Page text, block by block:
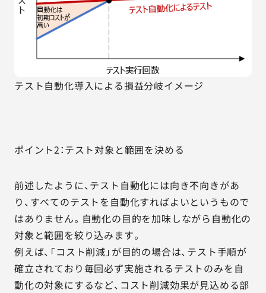
テスト自動化導入による損益分岐イメージ
ポイント2：テスト対象と範囲を決める
前述したように、テスト自動化には向き不向きがあ
り、すべてのテストを自動化すればよいというもので
はありません。自動化の目的を加味しながら自動化の
対象と範囲を絞り込みます。
例えば、「コスト削減」が目的の場合は、テスト手順が
確立されており毎回必ず実施されるテストのみを自
動化の対象にするなど、コスト削減効果が見込める部